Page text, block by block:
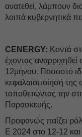
ανατεθεί, λάμπουν
λοιπά κυβερνητικά
CENERGY: Κοντά
έχοντας
12μήνου. Ποσοστό
κεφαλαιοποίησή της
τοποθετώντας την
Παρασκευής.
Προφανώς παίζει
Ε 2024 στο 12-12